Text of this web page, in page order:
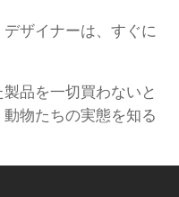
ザイナーは、すぐに
品を一切買わないと
物たちの実態を知る